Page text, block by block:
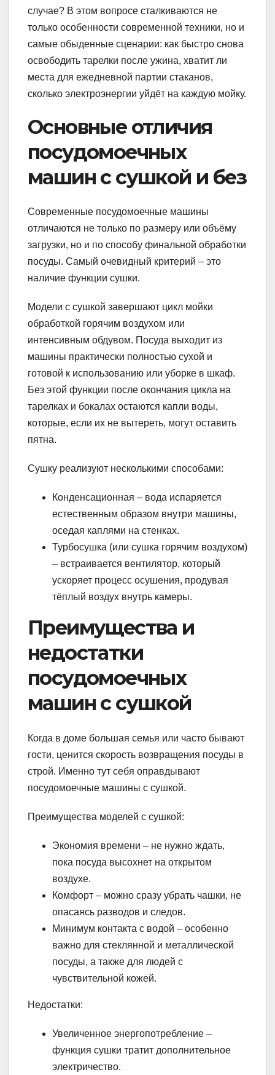
случае? В этом вопросе сталкиваются не
только особенности современной техники, но и
самые обыденные сценарии: как быстро снова
освободить тарелки после ужина, хватит ли
места для ежедневной партии стаканов,
сколько электроэнергии уйдёт на каждую мойку.
Основные отличия
посудомоечных
машин с сушкой и без
Современные посудомоечные машины
отличаются не только по размеру или объёму
загрузки, но и по способу финальной обработки
посуды. Самый очевидный критерий – это
наличие функции сушки.
Модели с сушкой завершают цикл мойки
обработкой горячим воздухом или
интенсивным обдувом. Посуда выходит из
машины практически полностью сухой и
готовой к использованию или уборке в шкаф.
Без этой функции после окончания цикла на
тарелках и бокалах остаются капли воды,
которые, если их не вытереть, могут оставить
пятна.
Сушку реализуют несколькими способами:
Конденсационная – вода испаряется
естественным образом внутри машины,
оседая каплями на стенках.
Турбосушка (или сушка горячим воздухом)
– встраивается вентилятор, который
ускоряет процесс осушения, продувая
тёплый воздух внутрь камеры.
Преимущества и
недостатки
посудомоечных
машин с сушкой
Когда в доме большая семья или часто бывают
гости, ценится скорость возвращения посуды в
строй. Именно тут себя оправдывают
посудомоечные машины с сушкой.
Преимущества моделей с сушкой:
Экономия времени – не нужно ждать,
пока посуда высохнет на открытом
воздухе.
Комфорт – можно сразу убрать чашки, не
опасаясь разводов и следов.
Минимум контакта с водой – особенно
важно для стеклянной и металлической
посуды, а также для людей с
чувствительной кожей.
Недостатки:
Увеличенное энергопотребление –
функция сушки тратит дополнительное
электричество.